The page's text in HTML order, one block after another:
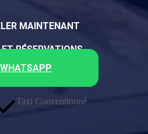
MAINTENANT
RÉSERVATIONS
WHATSAPP
Taxi Conventionné